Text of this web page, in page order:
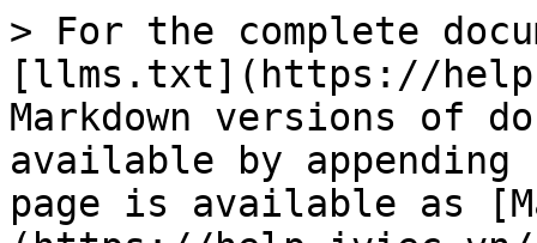
> For the complete
[llms.txt](https://
Markdown versions of
available by
page is available as